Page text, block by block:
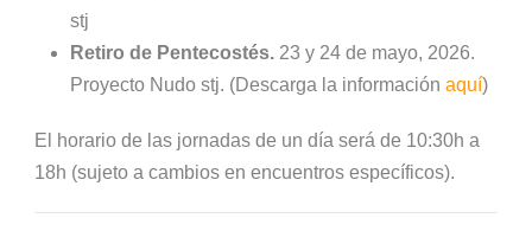
stj
Retiro de Pentecostés. 23 y 24 de mayo, 2026.
Proyecto Nudo stj. (Descarga la información aquí)
El horario de las jornadas de un día será de 10:30h a
18h (sujeto a cambios en encuentros específicos).